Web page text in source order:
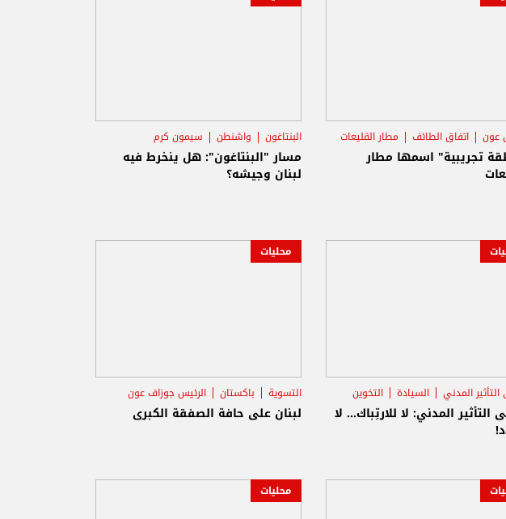
عون اتفاق الطائف مطار القليعات
تجريبية" اسمها مطار
البنتاغون واشنطن سيمون كرم
مسار "البنتاغون": هل ينخرط فيه
لبنان وجيشه؟
المدني السيادة التخوين
التأثير المدني: لا للارتِباك... لا
محليات
التسوية باكستان الرئيس جوزاف عون
لبنان على حافة الصفقة الكبرى
محليات